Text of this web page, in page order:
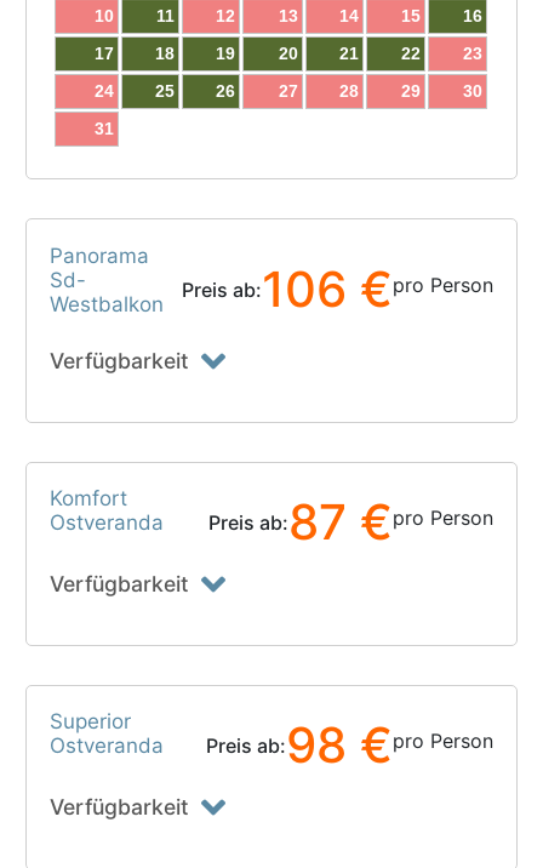
10
11 12 13 14 15
16
17
18 19 20 21 22
23
24
25 26 27 28 29
30
31
Panorama
Sd-
Westbalkon
Preis ab:106 €pro Person
Verfügbarkeit
Komfort
Ostveranda
Preis ab:87 €pro Person
Verfügbarkeit
Superior
Ostveranda
Preis ab:98 €pro Person
Verfügbarkeit